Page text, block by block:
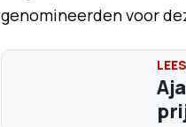
genomineerden voor